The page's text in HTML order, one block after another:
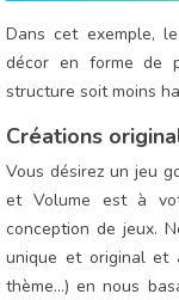
Dans cet exemple,
décor en forme de
structure soit moins
Créations
Vous désirez un jeu
et Volume est à
conception de jeux.
unique et original et
thème...) en nous